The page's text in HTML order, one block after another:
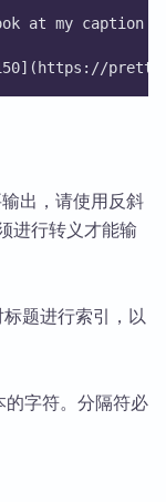
at my caption
出，请使用反斜
进行转义才能输
题进行索引，以
字符。分隔符必